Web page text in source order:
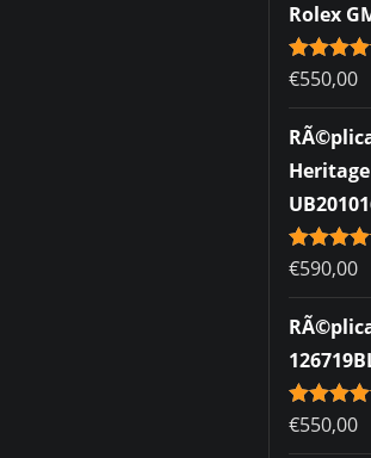
Rolex
Rated5.00
out of 5
€550,00
Rated5.00
out of 5
€590,00
Rated5.00
out of 5
€550,00